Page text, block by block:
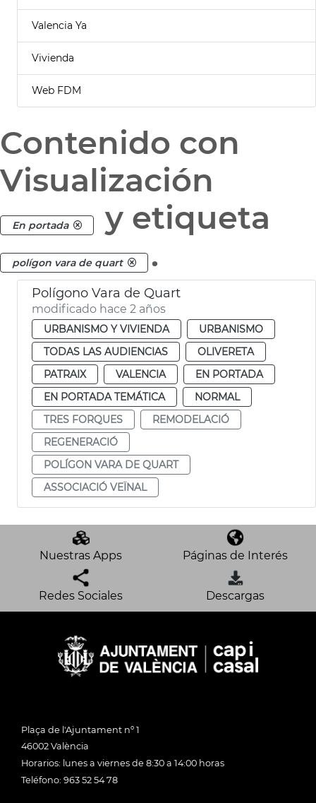
Valencia Ya
Vivienda
Web FDM
Contenido con
Visualización
En portada y etiqueta
polígon vara de quart .
Polígono Vara de Quart
modificado hace 2 años
URBANISMO Y VIVIENDA
URBANISMO
TODAS LAS AUDIENCIAS
OLIVERETA
PATRAIX
VALENCIA
EN PORTADA
EN PORTADA TEMÁTICA
NORMAL
TRES FORQUES
REMODELACIÓ
REGENERACIÓ
POLÍGON VARA DE QUART
ASSOCIACIÓ VEÏNAL
Nuestras Apps Páginas de Interés
Redes Sociales Descargas
Plaça de l'Ajuntament nº 1
46002 València
Horarios: lunes a viernes de 8:30 a 14:00 horas
Teléfono: 963 52 54 78